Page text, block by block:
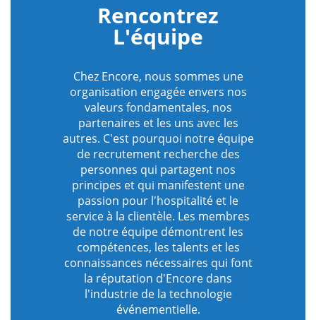
Rencontrez
L'équipe
Chez Encore, nous sommes une
organisation engagée envers nos
valeurs fondamentales, nos
partenaires et les uns avec les
autres. C'est pourquoi notre équipe
de recrutement recherche des
personnes qui partagent nos
principes et qui manifestent une
passion pour l'hospitalité et le
service à la clientèle. Les membres
de notre équipe démontrent les
compétences, les talents et les
connaissances nécessaires qui font
la réputation d'Encore dans
l'industrie de la technologie
événementielle.